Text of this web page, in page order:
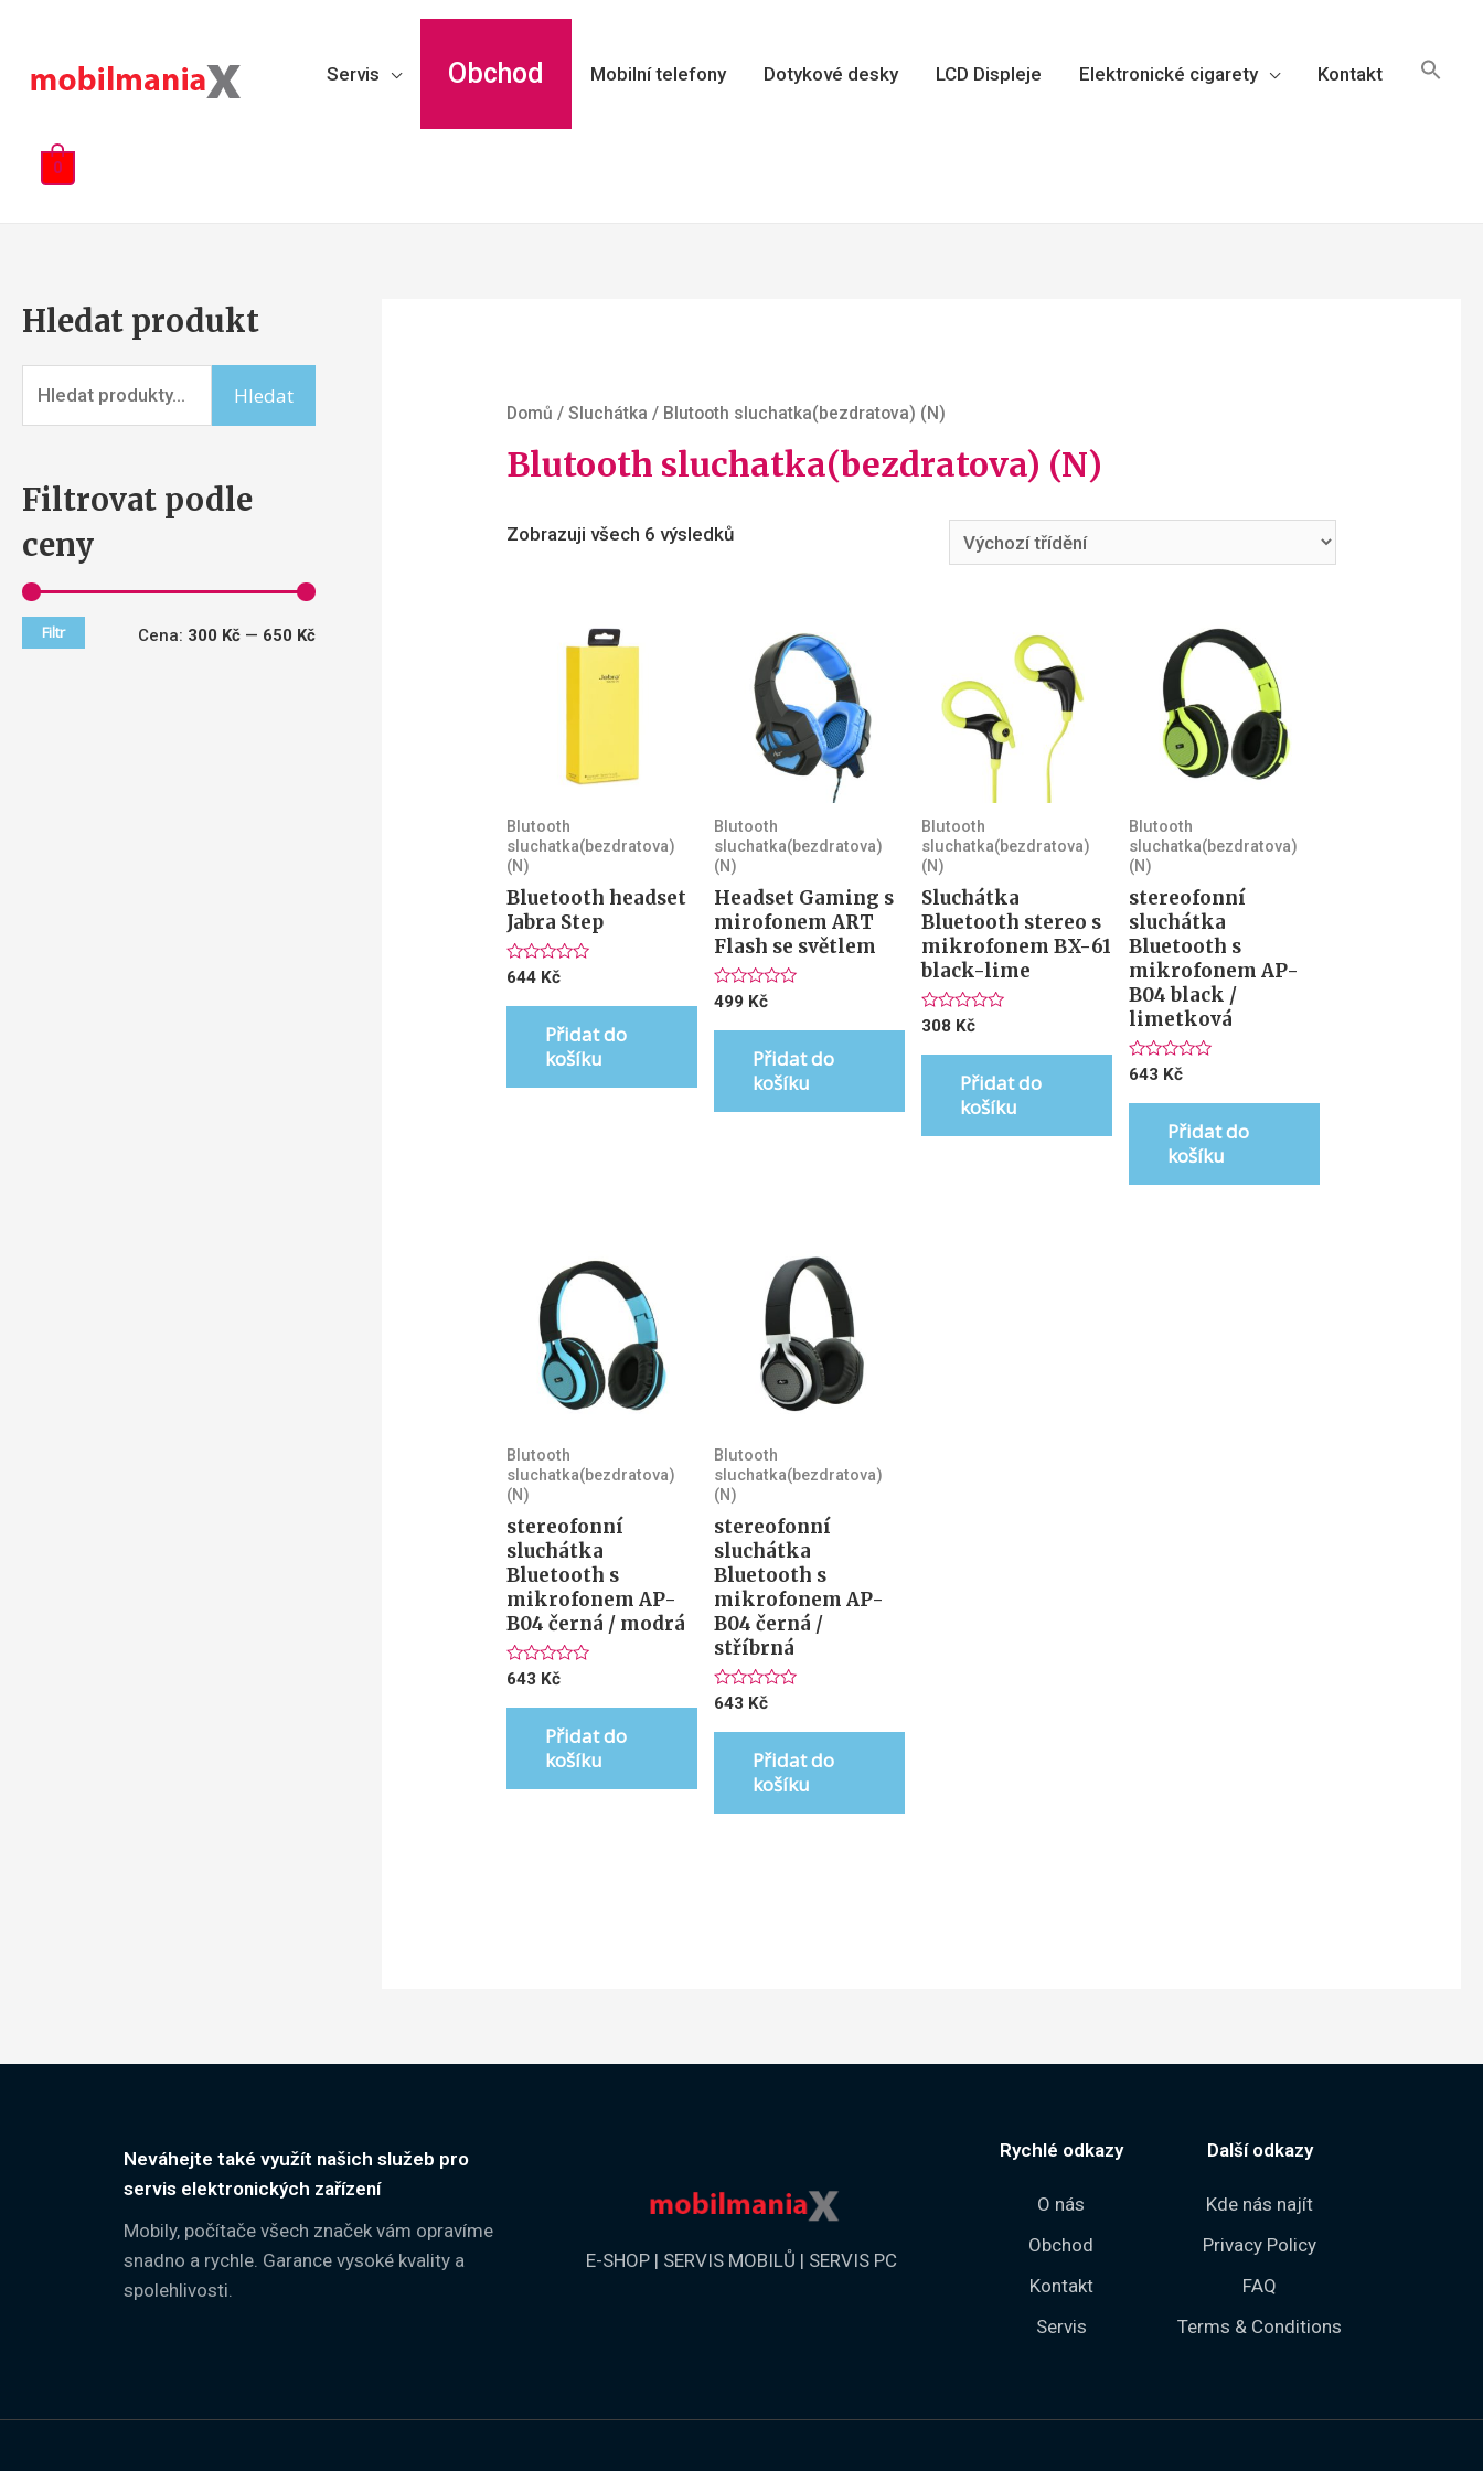
Servis Obchod Mobilní telefony Dotykové desky LCD Displeje Elektronické cigarety Kontakt
0
Hledat produkt
Hledat
Filtrovat podle
ceny
Filtr Cena: 300 Kč — 650 Kč
Domů /Sluchátka / Blutooth sluchatka(bezdratova) (N)
Blutooth sluchatka(bezdratova) (N)
Zobrazuji všech 6 výsledků
Blutooth
sluchatka(bezdratova)
(N)
Bluetooth headset
Jabra Step
Hodnocení
z
644 Kč
Přidat do
košíku
Blutooth
sluchatka(bezdratova)
(N)
Headset Gaming s
mirofonem ART
Flash se světlem
Hodnocení
z
499 Kč
Přidat do
košíku
Blutooth
sluchatka(bezdratova)
(N)
Sluchátka
Bluetooth stereo s
mikrofonem BX-61
black-lime
Hodnocení
z
308 Kč
Přidat do
košíku
Blutooth
sluchatka(bezdratova)
(N)
stereofonní
sluchátka
Bluetooth s
mikrofonem AP-
B04 black /
limetková
Hodnocení
z
643 Kč
Přidat do
košíku
Blutooth
sluchatka(bezdratova)
(N)
stereofonní
sluchátka
Bluetooth s
mikrofonem AP-
B04 černá / modrá
Hodnocení
z
643 Kč
Přidat do
košíku
Blutooth
sluchatka(bezdratova)
(N)
stereofonní
sluchátka
Bluetooth s
mikrofonem AP-
B04 černá /
stříbrná
Hodnocení
z
643 Kč
Přidat do
košíku
Neváhejte také využít našich služeb pro
servis elektronických zařízení
Mobily, počítače všech značek vám opravíme
snadno a rychle. Garance vysoké kvality a
spolehlivosti.
E-SHOP | SERVIS MOBILŮ | SERVIS PC
Rychlé odkazy
O nás
Obchod
Kontakt
Servis
Další odkazy
Kde nás najít
Privacy Policy
FAQ
Terms & Conditions